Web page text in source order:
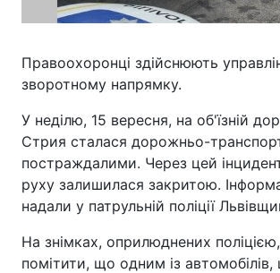
Правоохоронці здійснюють
зворотному напрямку.
У неділю, 15 вересня, на об'їзній
Стрия сталася дорожньо-
постраждалими. Через цей
руху залишилася закритою.
надали у патрульній поліції
На знімках, оприлюднених
помітити, що одним із